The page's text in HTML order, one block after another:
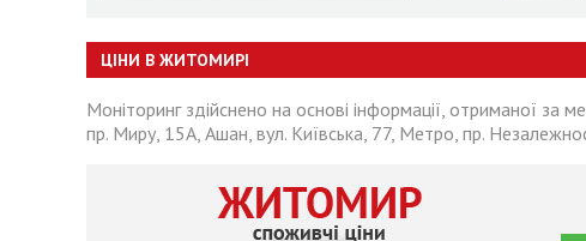
ЦІНИ В ЖИТОМИРІ
Моніторинг здійснено на основі інформації, отриманої
пр. Миру, 15А, Ашан, вул. Київська, 77, Метро, пр.